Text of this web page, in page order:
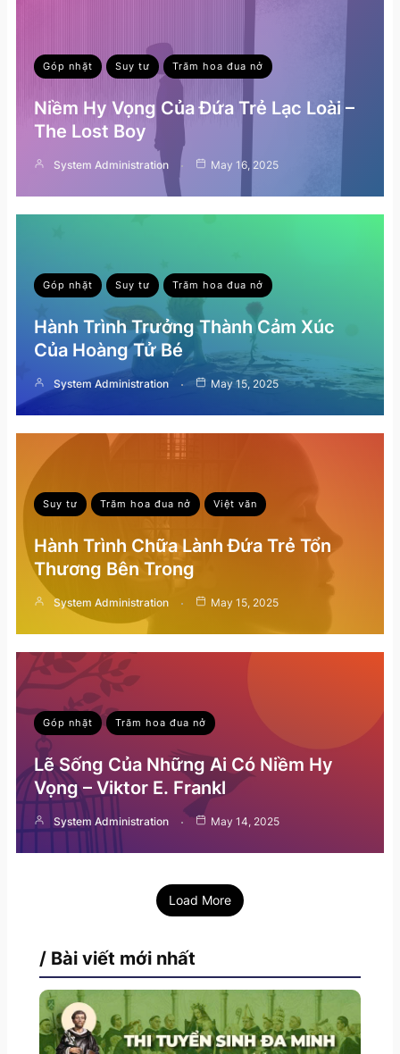
Góp nhặt Suy tư Trăm hoa đua nở
Niềm Hy Vọng Của Đứa Trẻ Lạc Loài –
The Lost Boy
System Administration May 16, 2025
Góp nhặt Suy tư Trăm hoa đua nở
Hành Trình Trưởng Thành Cảm Xúc
Của Hoàng Tử Bé
System Administration May 15, 2025
Suy tư Trăm hoa đua nở Việt văn
Hành Trình Chữa Lành Đứa Trẻ Tổn
Thương Bên Trong
System Administration May 15, 2025
Góp nhặt Trăm hoa đua nở
Lẽ Sống Của Những Ai Có Niềm Hy
Vọng – Viktor E. Frankl
System Administration May 14, 2025
Load More
/ Bài viết mới nhất